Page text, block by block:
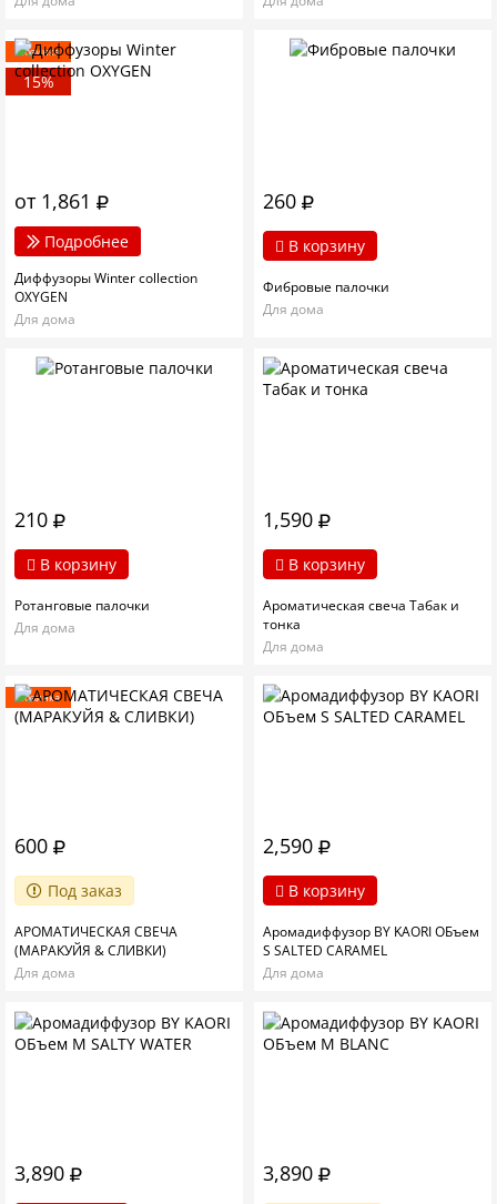
Новинка
15%
от 1,861
Подробнее
Диффузоры Winter collection
OXYGEN
Для дома
260
В корзину
Фибровые палочки
Для дома
210
В корзину
Ротанговые палочки
Для дома
1,590
В корзину
Ароматическая свеча Табак и
тонка
Для дома
Новинка
600
Под заказ
АРОМАТИЧЕСКАЯ СВЕЧА
(МАРАКУЙЯ & СЛИВКИ)
Для дома
2,590
В корзину
Аромадиффузор BY KAORI ОБъем
S SALTED CARAMEL
Для дома
3,890 3,890